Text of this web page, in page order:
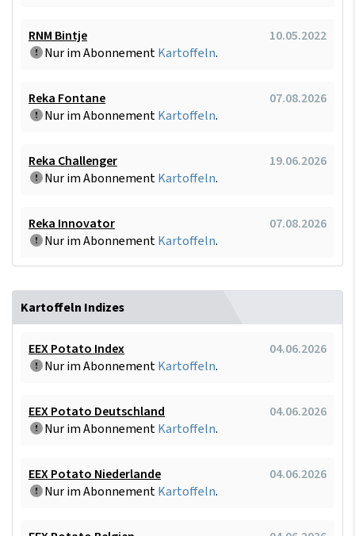
RNM Bintje
10.05.2022
Nur im AbonnementKartoffeln.
Reka Fontane
07.08.2026
Nur im AbonnementKartoffeln.
Reka Challenger
19.06.2026
Nur im AbonnementKartoffeln.
Reka Innovator
07.08.2026
Nur im AbonnementKartoffeln.
Kartoffeln Indizes
EEX Potato Index
04.06.2026
Nur im AbonnementKartoffeln.
EEX Potato Deutschland
04.06.2026
Nur im AbonnementKartoffeln.
EEX Potato Niederlande
04.06.2026
Nur im AbonnementKartoffeln.